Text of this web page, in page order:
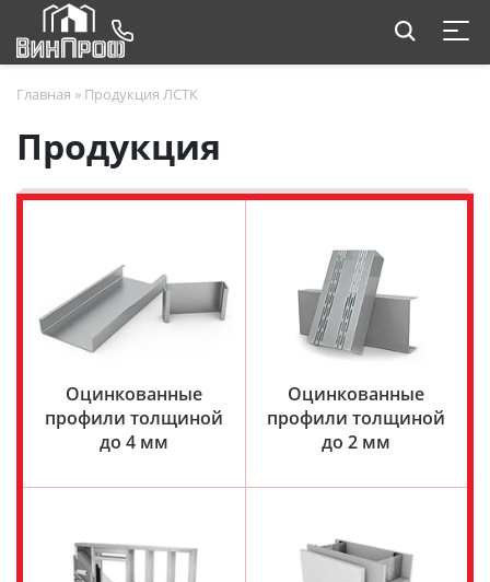
Главная » Продукция ЛСТК
Продукция
Оцинкованные
профили толщиной
до 4 мм
Оцинкованные
профили толщиной
до 2 мм